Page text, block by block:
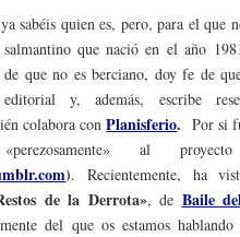
sabéis quien es, pero, para el que
que nació en el año
que no es berciano, doy fe de
y, además, escribe
colabora con Planisferio. Por si
al
). Recientemente, ha
de la Derrota», de Baile
del que os estamos